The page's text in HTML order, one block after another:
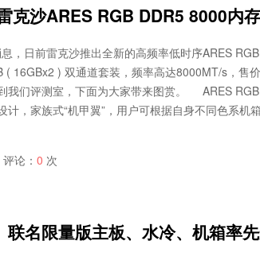
克沙ARES RGB DDR5 8000内
日前雷克沙推出全新的高频率低时序ARES
( 16GBx2 ) 双通道套装，频率高达8000MT/s，售
我们评测室，下面为大家带来图赏。 ARES
计，家族式“机甲翼”，用户可根据自身不同色系机
论： 0 次
联名限量版主板、水冷、机箱率